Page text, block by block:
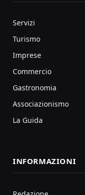
Servizi
Turismo
Imprese
Commercio
Gastronomia
Associazionismo
La Guida
INFORMAZIONI